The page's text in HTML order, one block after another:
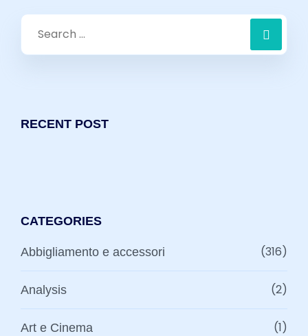
Search
RECENT POST
CATEGORIES
Abbigliamento e accessori (316)
Analysis (2)
Art e Cinema (1)